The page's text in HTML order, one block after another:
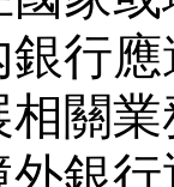
行
相關